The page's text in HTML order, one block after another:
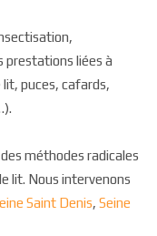
liées à
lit, puces, cafards,
méthodes radicales
lit. Nous intervenons
Saint Denis, Seine